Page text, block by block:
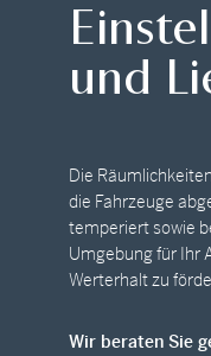
und
Die
die Fahrzeuge
temperiert sowie
Umgebung für Ihr
Werterhalt zu
Wir be­ra­ten Sie